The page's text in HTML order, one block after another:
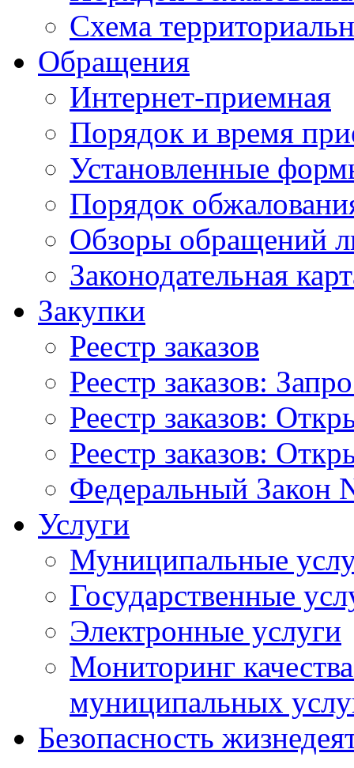
Схема
Обращения
Интернет-приемная
Порядок и время
Установленные
Порядок
Обзоры обращений
Законодательная
Закупки
Реестр заказов
Реестр заказов:
Реестр заказов:
Реестр заказов:
Федеральный Закон
Услуги
Муниципальные
Государственные
Электронные услуги
Мониторинг
муниципальных
Безопасность